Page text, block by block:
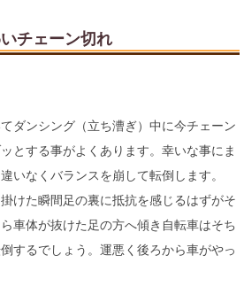
チェーン切れ
ダンシング（立ち漕ぎ）中に今チェーン
とする事がよくあります。幸いな事にま
いなくバランスを崩して転倒します。
けた瞬間足の裏に抵抗を感じるはずがそ
車体が抜けた足の方へ傾き自転車はそち
するでしょう。運悪く後ろから車がやっ